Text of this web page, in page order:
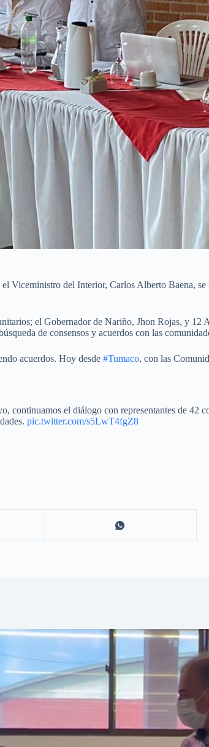
Viceministro del Interior, Carlos Alberto Baena,
el Gobernador de Nariño, Jhon Rojas, y
de consensos y acuerdos con las
acuerdos. Hoy desde #Tumaco, con las
continuamos el diálogo con representantes de 42
pic.twitter.com/s5LwT4fgZ8